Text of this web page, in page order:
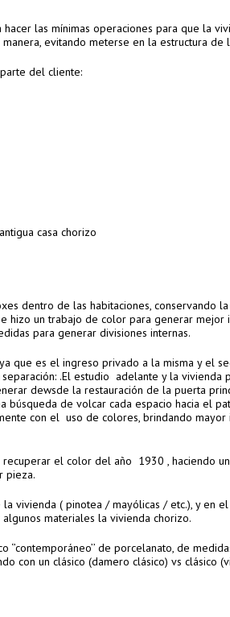
las mínimas operaciones para que la
evitando meterse en la estructura de
del cliente:
casa chorizo
dentro de las habitaciones, conservando
hizo un trabajo de color para generar mejor
para generar divisiones internas.
que es el ingreso privado a la misma y el
.El estudio adelante y la vivienda
dewsde la restauración de la puerta
búsqueda de volcar cada espacio hacia el
con el uso de colores, brindando mayor
el color del año 1930 , haciendo
pieza.
vivienda ( pinotea / mayólicas / etc.), y en
materiales la vivienda chorizo.
de porcelanato, de
con un clásico (damero clásico) vs clásico